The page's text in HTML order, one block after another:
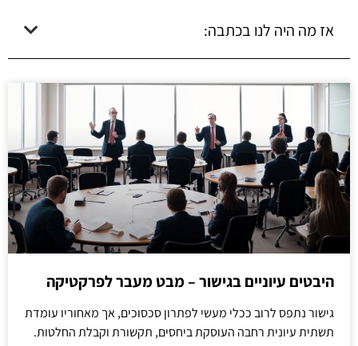
אז מה היה לנו בכתבה:
היבטים עיוניים בגישור – מבט מעבר לפרקטיקה
גישור נתפס לרוב ככלי מעשי לפתרון סכסוכים, אך מאחוריו עומדת
תשתית עיונית רחבה העוסקת ביחסים, תקשורת וקבלת החלטות.